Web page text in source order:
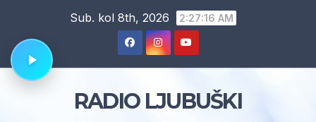
content
Sub. kol 8th, 2026 2:27:17 AM
RADIO LJUBUŠKI